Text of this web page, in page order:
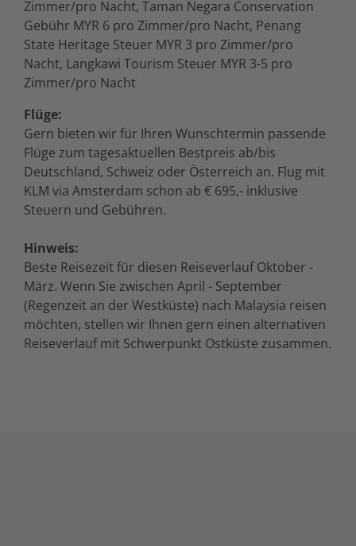
Zimmer/pro Nacht, Taman Negara Conservation
Gebühr MYR 6 pro Zimmer/pro Nacht, Penang
State Heritage Steuer MYR 3 pro Zimmer/pro
Nacht, Langkawi Tourism Steuer MYR 3-5 pro
Zimmer/pro Nacht
Flüge:
Gern bieten wir für Ihren Wunschtermin passende
Flüge zum tagesaktuellen Bestpreis ab/bis
Deutschland, Schweiz oder Österreich an. Flug mit
KLM via Amsterdam schon ab € 695,- inklusive
Steuern und Gebühren.
Hinweis:
Beste Reisezeit für diesen Reiseverlauf Oktober -
März. Wenn Sie zwischen April - September
(Regenzeit an der Westküste) nach Malaysia reisen
möchten, stellen wir Ihnen gern einen alternativen
Reiseverlauf mit Schwerpunkt Ostküste zusammen.